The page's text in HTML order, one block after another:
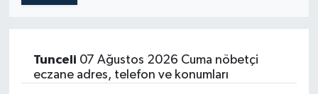
Tunceli 07 Ağustos 2026 Cuma nöbetçi
eczane adres, telefon ve konumları